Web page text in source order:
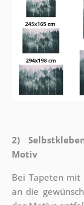
2)
Motiv
Bei Tapeten
an die